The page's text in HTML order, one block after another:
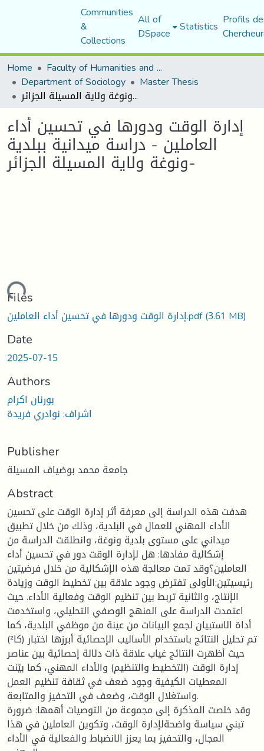
Communities
&
Collections
All of
DSpace Statistics Profils
Home
Faculty of Humanities and Social Sciences
Department of Sociology Master Thesis
إدارة الوقت ودورها في تحسين أداء العاملين - دراسة ميدانية ببلدية ونوغة ولاية المسيلة الجزائر-
إدارة الوقت ودورها في تحسين أداء
العاملين - دراسة ميدانية ببلدية
ونوغة ولاية المسيلة الجزائر-
Files
إدارة الوقت ودورها في تحسين أداء العاملين.pdf(3.61 MB)
Date
2025-07-15
Authors
بورنان اكرام
اشراف: نوادري فريدة
Publisher
جامعة محمد بوضياف المسيلة
Abstract
هدفت هذه الدراسة إلى معرفة أثر إدارة الوقت على تحسين
الأداء المهني للعمال في البلدية، وذلك من خلال تطبيق
ميداني على مستوى بلدية ونوغة، وانطلقت الدراسة من
إشكالية مفادها: هل لإدارة الوقت دور في تحسين أداء
العاملين؟وقد تمت معالجة هذه الإشكالية من خلال فرضيتين
رئيسيتين:الأولى تفترض وجود علاقة بين تخطيط الوقت وزيادة
الإنتاج، والثانية تربط بين تنظيم الوقت وفعالية الأداء. حيث
اعتمدت الدراسة على المنهج الوصفي التحليلي، واستخدمت
أداة الاستبيان لجمع البيانات من عينة من موظفي البلدية، كما
تم تحليل النتائج باستخدام الأساليب الإحصائية أبرزها اختبار (كا²)
حيث أظهرت النتائج غياب علاقة ذات دلالة إحصائية بين عناصر
إدارة الوقت (التخطيط والتنظيم) والأداء المهني، كما بيّنت
المعطيات الكيفية وجود ضعف في ثقافة تنظيم العمل
واستغلال الوقت، وضعف في التحفيز والمتابعة.
وقد خلصت المذكرة إلى مجموعة من التوصيات أهمها: ضرورة
تبني سياسة واضحةلإدارة الوقت، وتكوين العاملين في هذا
المجال، والتحفيز بما يعزز الانضباط والفعالية في الأداء